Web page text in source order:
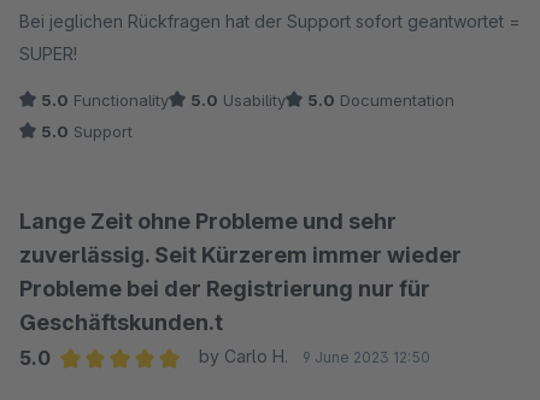
Bei jeglichen Rückfragen hat der Support sofort geantwortet =
SUPER!
5.0 Functionality 5.0 Usability 5.0 Documentation
5.0 Support
Lange Zeit ohne Probleme und sehr
zuverlässig. Seit Kürzerem immer wieder
Probleme bei der Registrierung nur für
Geschäftskunden.t
5.0
by Carlo H. 9 June 2023 12:50